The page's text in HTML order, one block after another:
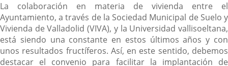
La colaboración en materia de vivienda entre el
Ayuntamiento, a través de la Sociedad Municipal de Suelo y
Vivienda de Valladolid (VIVA), y la Universidad vallisoeltana,
está siendo una constante en estos últimos años y con
unos resultados fructíferos. Así, en este sentido, debemos
destacar el convenio para facilitar la implantación de